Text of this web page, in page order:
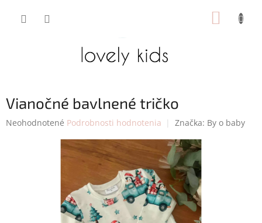
Vianočné bavlnené tričko
Priemerné
Neohodnotené Podrobnosti hodnotenia Značka: By o baby